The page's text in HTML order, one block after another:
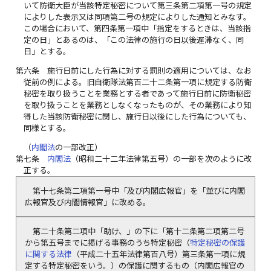
いて防衛大臣が当該特定秘密について第三条第二項第一号の規定
によりした表示又は同項第二号の規定によりした通知とみなす。
この場合において、第四条第一項中「指定をするときは、当該指
定の日」とあるのは、「この法律の施行の日以後遅滞なく、同
日」とする。
第六条
施行日前にした行為に対する罰則の適用については、なお
従前の例による。旧自衛隊法第百二十二条第一項に規定する防衛
秘密を取り扱うことを業務とする者であって施行日前に防衛秘密
を取り扱うことを業務としなくなったものが、その業務により知
得した当該防衛秘密に関し、施行日以後にした行為についても、
同様とする。
（内閣法の一部改正）
第七条
内閣法 （昭和二十二年法律第五号）の一部を次のように改
正する。
第十七条第二項第一号中「及び内閣広報官」を「並びに内閣
広報官及び内閣情報官」に改める。
第二十条第二項中「助け、」の下に「第十二条第二項第二号
から第五号までに掲げる事務のうち特定秘密（特定秘密の保護
に関する法律 （平成二十五年法律第百八号）第三条第一項に規
定する特定秘密をいう。）の保護に関するもの（内閣広報官の